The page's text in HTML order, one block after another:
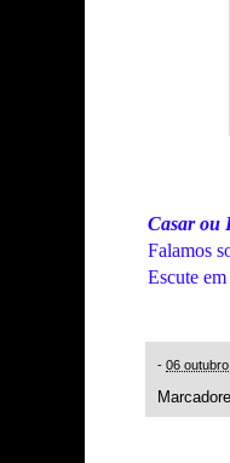
Casar ou
Falamos
Escute
- 06 outubro